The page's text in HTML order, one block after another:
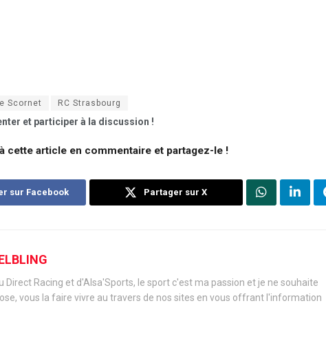
Scornet RC Strasbourg
et participer à la discussion !
cette article en commentaire et partagez-le !
sur Facebook Partager sur X
Direct Racing et d'Alsa'Sports, le sport c'est ma passion et je ne souhaite
vous la faire vivre au travers de nos sites en vous offrant l'information